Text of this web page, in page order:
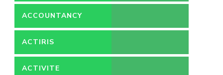
ACCOUNTANCY
ACTIRIS
ACTIVITE